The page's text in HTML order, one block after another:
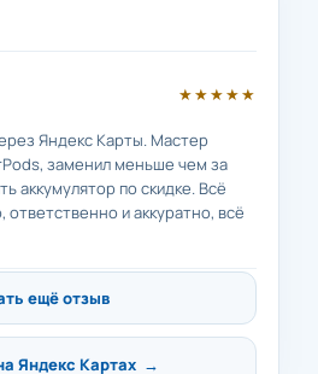
★★★★★
Яндекс Карты. Мастер
заменил меньше чем за
аккумулятор по скидке. Всё
и аккуратно, всё
ещё отзыв
Яндекс Картах →